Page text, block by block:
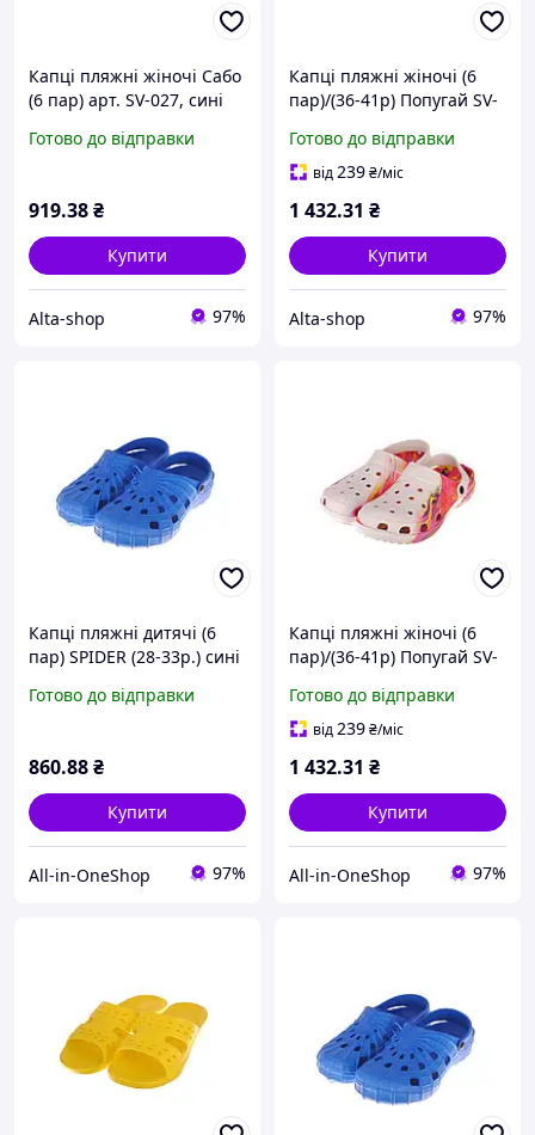
Капці пляжні жіночі Сабо
(6 пар) арт. SV-027, сині
Готово до відправки
919.38₴
Купити
Alta-shop 97%
Капці пляжні жіночі (6
пар)/(36-41р) Попугай SV-
Готово до відправки
від239₴/міс
1 432.31 ₴
Купити
Alta-shop 97%
Капці пляжні дитячі (6
пар) SPIDER (28-33р.) сині
Готово до відправки
860.88₴
Купити
All-in-OneShop 97%
Капці пляжні жіночі (6
пар)/(36-41р) Попугай SV-
Готово до відправки
від239₴/міс
1 432.31 ₴
Купити
All-in-OneShop 97%